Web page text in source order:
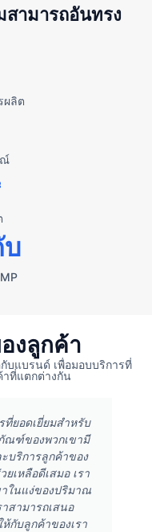
สามารถอันทรง
ผลิต
ณ์
งลูกค้า
บแบรนด์ เพื่อมอบบริการที่
ที่แตกต่างกัน
ยอดเยี่ยมสำหรับ
ณฑ์ของพวกเขามี
บริการลูกค้าของ
เหลือดีเสมอ เรา
ในแง่ของปริมาณ
สามารถเสนอ
กับลูกค้าของเรา